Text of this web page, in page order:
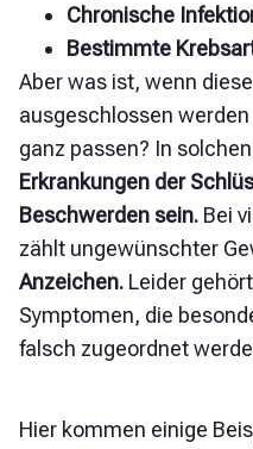
Chronische
Bestimmte
Aber was ist, wenn
ausgeschlossen
ganz passen? In
Erkrankungen der
Beschwerden sein. Bei
zählt ungewünschter
Anzeichen. Leider
Symptomen, die
falsch zugeordnet
Hier kommen einige